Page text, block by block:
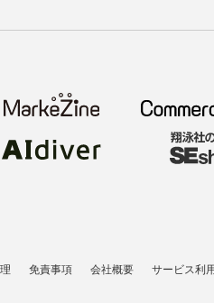
免責事項 会社概要 サービス利